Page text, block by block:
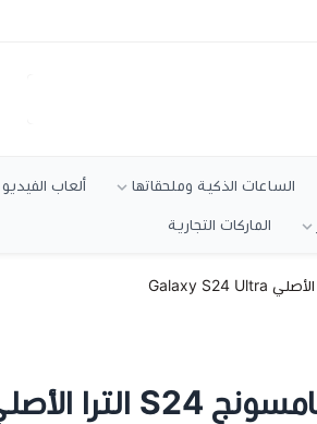
الساعات الذكية وملحقاتها ألعاب
الماركات التجارية